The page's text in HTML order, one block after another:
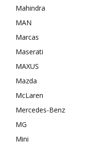
Mahindra
MAN
Marcas
Maserati
MAXUS
Mazda
McLaren
Mercedes-Benz
MG
Mini